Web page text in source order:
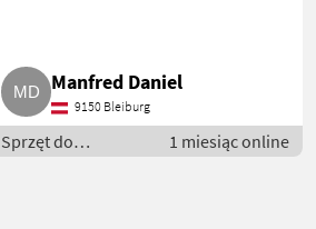
Manfred Daniel
9150 Bleiburg
Sprzęt do
sprzedaży
1 miesiąc online